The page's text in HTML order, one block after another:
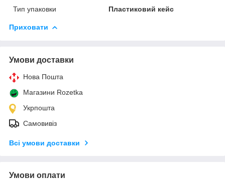
Тип упаковки
Пластиковий кейс
Приховати
Умови доставки
Нова Пошта
Магазини Rozetka
Укрпошта
Самовивіз
Всі умови доставки
Умови оплати